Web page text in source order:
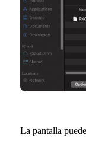
La pantalla